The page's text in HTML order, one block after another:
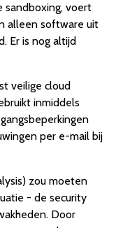
sandboxing, voert
alleen software uit
Er is nog altijd
veilige cloud
inmiddels
per e-mail bij
zou moeten
- de security
Door